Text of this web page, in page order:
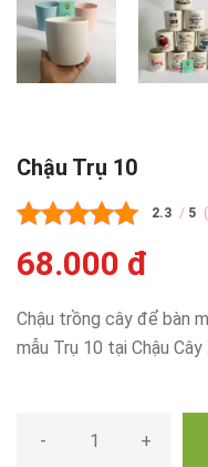
Chậu Trụ 10
2.3 / 5 (
68.000 đ
Chậu trồng cây để bàn
mẫu Trụ 10 tại Chậu Cây
- +